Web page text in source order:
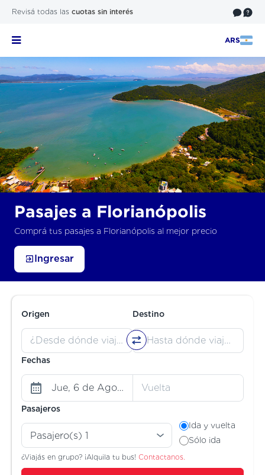
Revisá todas las cuotas sin interés
ARS
Pasajes a Florianópolis
Comprá tus pasajes a Florianópolis al mejor precio
Ingresar
Origen Destino
Fechas
Pasajeros
Ida y vuelta
Sólo ida
¿Viajás en grupo? ¡Alquila tu bus! Contactanos.